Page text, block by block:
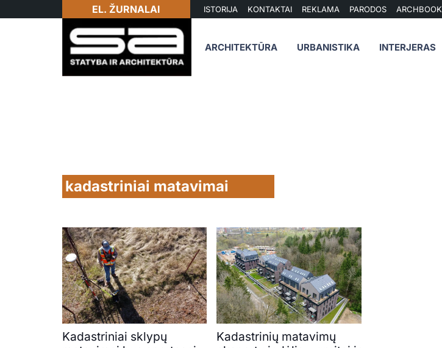
EL. ŽURNALAI ISTORIJA KONTAKTAI REKLAMA PARODOS ARCHBOOK
ARCHITEKTŪRA URBANISTIKA INTERJERAS
kadastriniai matavimai
Kadastriniai sklypų
Kadastrinių matavimų